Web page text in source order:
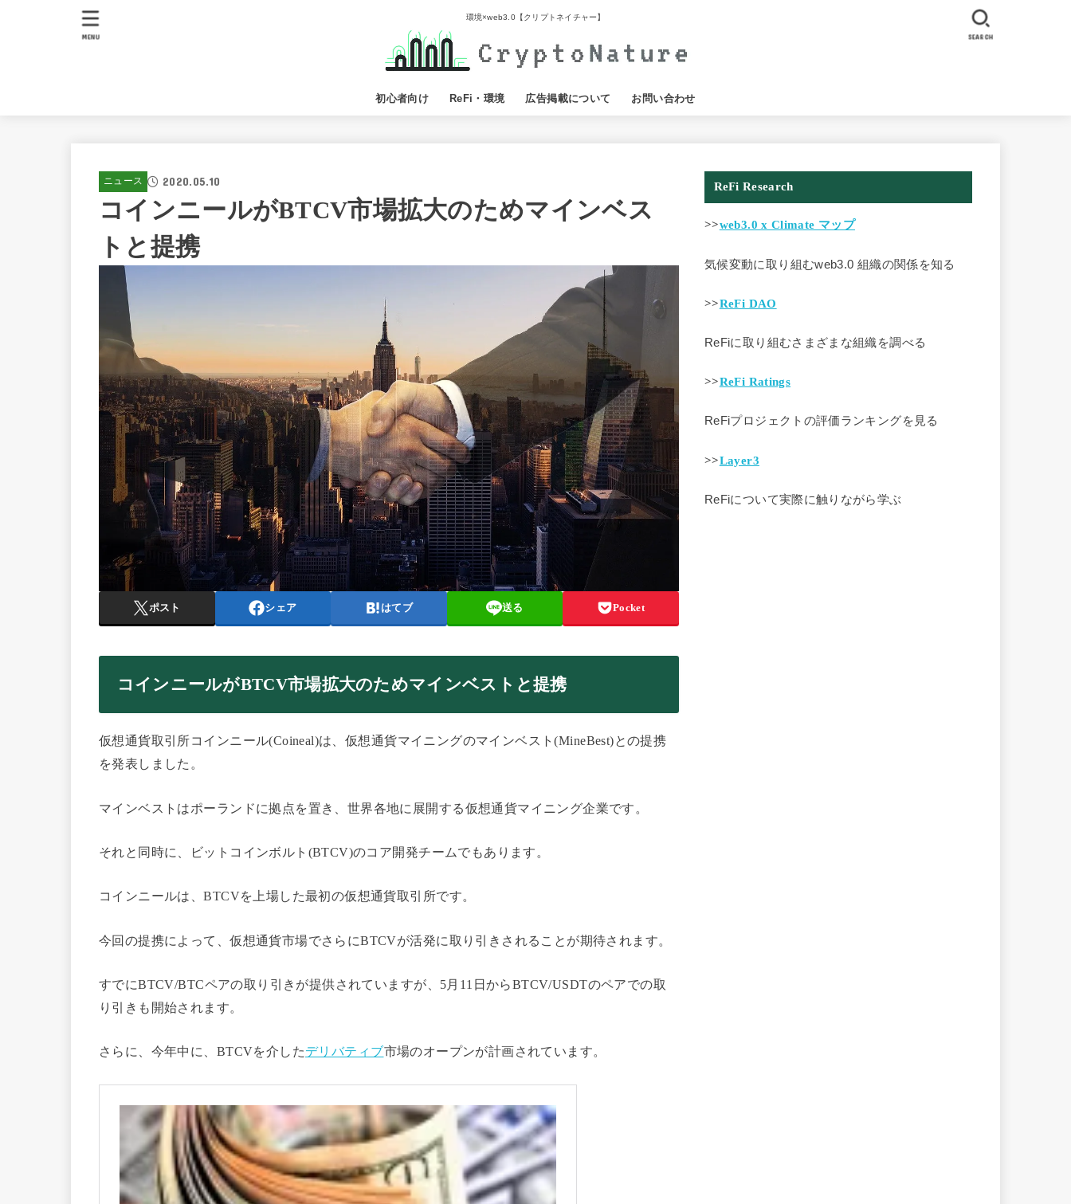
環境×web3.0【クリプトネイチャー】
初心者向け ReFi・環境 広告掲載について お問い合わせ
SEARCH
MENU
ニュース 2020.05.10
コインニールがBTCV市場拡大のためマインベス
トと提携
ポスト シェア はてブ 送る Pocket
コインニールがBTCV市場拡大のためマインベストと提携
仮想通貨取引所コインニール(Coineal)は、仮想通貨マイニングのマインベスト(MineBest)との提携
を発表しました。
マインベストはポーランドに拠点を置き、世界各地に展開する仮想通貨マイニング企業です。
それと同時に、ビットコインボルト(BTCV)のコア開発チームでもあります。
コインニールは、BTCVを上場した最初の仮想通貨取引所です。
今回の提携によって、仮想通貨市場でさらにBTCVが活発に取り引きされることが期待されます。
すでにBTCV/BTCペアの取り引きが提供されていますが、5月11日からBTCV/USDTのペアでの取
り引きも開始されます。
さらに、今年中に、BTCVを介したデリバティブ市場のオープンが計画されています。
ReFi Research
>>web3.0 x Climate マップ
気候変動に取り組むweb3.0 組織の関係を知る
>>ReFi DAO
ReFiに取り組むさまざまな組織を調べる
>>ReFi Ratings
ReFiプロジェクトの評価ランキングを見る
>>Layer3
ReFiについて実際に触りながら学ぶ